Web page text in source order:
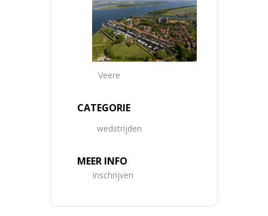
Veere
CATEGORIE
wedstrijden
MEER INFO
Inschrijven